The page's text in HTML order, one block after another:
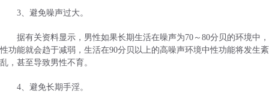
3、避免噪声过大。
据有关资料显示，男性如果长期生活在噪声为70～80分贝的环境中，
性功能就会趋于减弱，生活在90分贝以上的高噪声环境中性功能将发生紊
乱，甚至导致男性不育。
4、避免长期手淫。